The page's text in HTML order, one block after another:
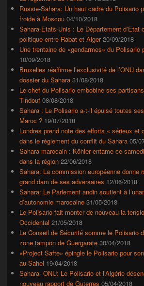
Russie-Sahara: Un haut cadre du Polisario
froide à Moscou 04/10/2018
Sahara-Etats-Unis : Le Département d’Etat
politique entre Rabat et Alger 20/09/2018
Une trentaine de «gendarmes» du Polisario
10/09/2018
Bruxelles réaffirme l’exclusivité de l’ONU
dossier du Sahara 31/08/2018
Le chef du Polisario embobine ses
Tindouf 08/08/2018
Sahara : Le Polisario a-t-il épuisé toutes
Maroc ? 19/07/2018
Londres prend note des efforts « sérieux et
dans le règlement du conflit du Sahara 05/
Sahara marocain : Köhler entame ce
dans la région 22/06/2018
Sahara: La commission européenne donne
grand dam de ses adversaires 12/06/2018
Sahara: Le Parlement andin soutient à
d’autonomie marocaine 31/05/2018
Le Polisario fait monter de nouveau la
Occidental 21/05/2018
Le Conseil de Sécurité somme le Polisario
zone tampon de Guergarate 30/04/2018
«Project Safte» épingle le Polisario pour
au Sahel 19/04/2018
Sahara- ONU: Le Polisario et l’Algérie
nouveau rapport de Guterres 05/04/2018